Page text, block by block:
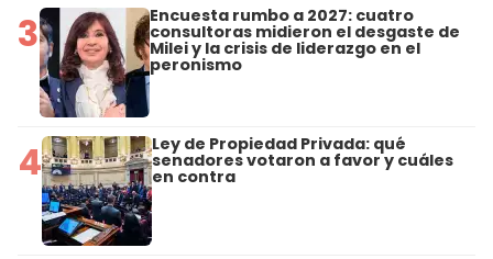
3 Encuesta rumbo a 2027: cuatro
consultoras midieron el desgaste de
Milei y la crisis de liderazgo en el
peronismo
4 Ley de Propiedad Privada: qué
senadores votaron a favor y cuáles
en contra